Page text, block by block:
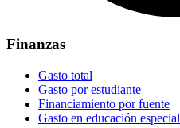
Finanzas
Gasto total
Gasto por estudiante
Financiamiento por fuente
Gasto en educación especial